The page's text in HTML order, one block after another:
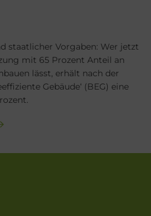
staatlicher Vorgaben: Wer jetzt
mit 65 Prozent Anteil an
lässt, erhält nach der
Gebäude‘ (BEG) eine